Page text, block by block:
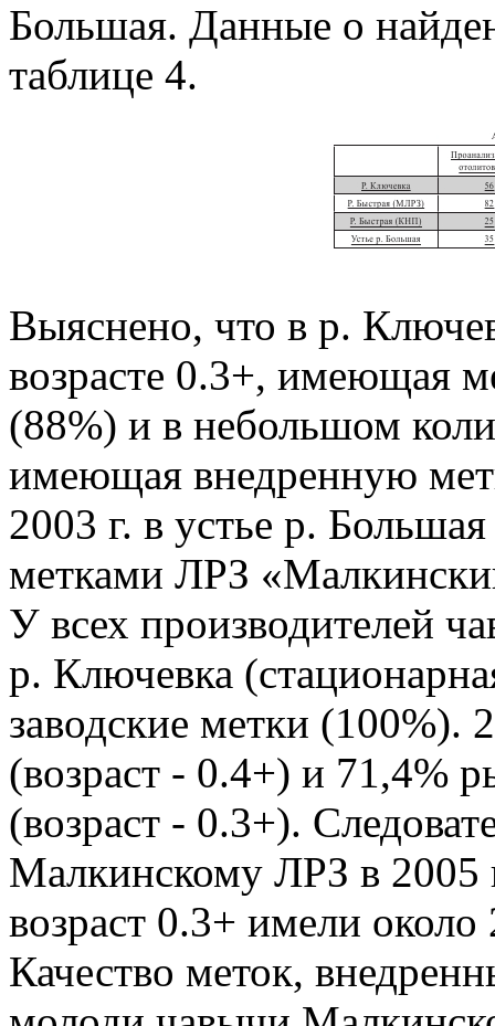
Большая. Данные о
таблице 4.
Выяснено, что в р.
возрасте 0.3+, имеющая
(88%) и в небольшом
имеющая внедренную
2003 г. в устье р.
метками ЛРЗ
У всех производителей
р. Ключевка
заводские метки (100%).
(возраст - 0.4+) и 71,4%
(возраст - 0.3+).
Малкинскому ЛРЗ в 2005
возраст 0.3+ имели
Качество меток,